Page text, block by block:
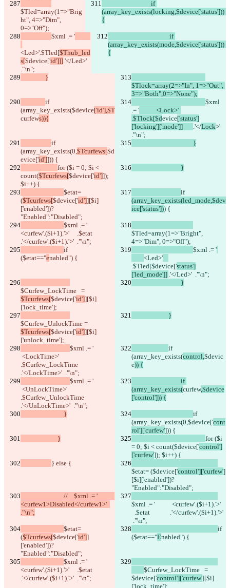
$Tled=array(1=>"Brig
ht", 4=>"Dim",
0=>"Off");
(array_key_exists(locking,$device['status']))
{
$xml .= '
<Led>'.$Tled[$Thub_led
s[$device['id']]].'</Led>'
."\n";
(array_key_exists(mode,$device['status']))
{
                }
$Tlock=array(2=>"In", 1=>"Out",
3=>"Both",0=>"None");
if
(array_key_exists($device['id'],$T
curfews)){
$xml
.= '
.$Tlock[$device['status']
.'</Lock>'
."\n";
if
(array_key_exists(0,$Tcurfews[$d
evice['id']])) {
					}
for ($i = 0; $i <
count($Tcurfews[$device['id']]);
$i++) {
				}
$etat=
($Tcurfews[$device['id']][$i]
['enabled'])?
"Enabled":"Disabled";
if
(array_key_exists(led_mode,$dev
ice['status'])) {
$xml .= '
<curfew'.($i+1).'>'     .$etat
.'</curfew'.($i+1).'>'  ."\n";
$Tled=array(1=>"Bright",
4=>"Dim", 0=>"Off");
if
($etat=="enabled") {
$xml .= '
<Led>'
.$Tled[$device['status']
.'</Led>'  ."\n";
$Curfew_LockTime   =
$Tcurfews[$device['id']][$i]
['lock_time'];
				}
$Curfew_UnlockTime =
$Tcurfews[$device['id']][$i]
['unlock_time'];
			}
$xml .= '
<LockTime>'
.$Curfew_LockTime
.'</LockTime>'  ."\n";
if
(array_key_exists(control,$devic
e)) {
$xml .= '
<UnLockTime>'
.$Curfew_UnlockTime
.'</UnLockTime>'  ."\n";
(array_key_exists(curfew,$device
['control'])) {
                            }
if
(array_key_exists(0,$device['cont
rol']['curfew'])) {
                        }
for ($i
= 0; $i < count($device['control']
['curfew']); $i++) {
} else {
$etat= ($device['control']['curfew']
[$i]['enabled'])?
"Enabled":"Disabled";
<curfew1>Disabled</curfew1>'
."\n";
$xml .= '           <curfew'.($i+1).'>'
  .$etat             .'</curfew'.($i+1).'>'
."\n";
$etat=
($Tcurfews[$device['id']]
['enabled'])?
"Enabled":"Disabled";
if
($etat=="Enabled") {
$xml .= '
<curfew'.($i+1).'>'     .$etat
.'</curfew'.($i+1).'>'  ."\n";
$Curfew_LockTime   =
$device['control']['curfew'][$i]
['lock_time'];